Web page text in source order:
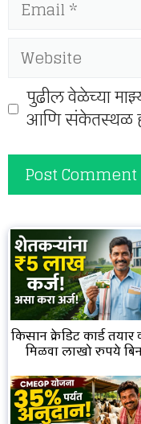
Website
पुढील वेळेच्या
आणि संकेतस्थळ
किसान क्रेडिट कार्ड
मिळवा लाखो रुपये